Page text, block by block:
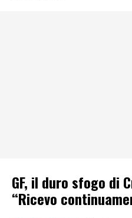
GF, il duro sfogo di
“Ricevo